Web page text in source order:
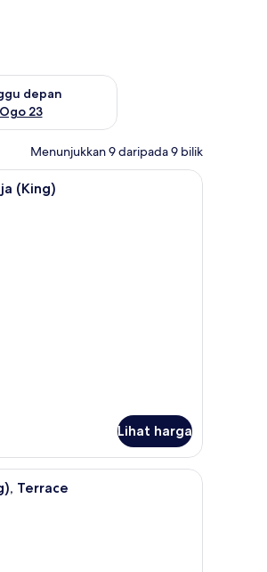
depan
23
untuk hujung minggu depan Ogo 21 -
Menunjukkan 9 daripada 9 bilik
Item bar mini percuma, peti besi dalam bilik,
(King)
Lihat harga
bilik, meja, kalis bunyi
Suite, 1 Katil Raja (King), Terrace | Item bar
Terrace